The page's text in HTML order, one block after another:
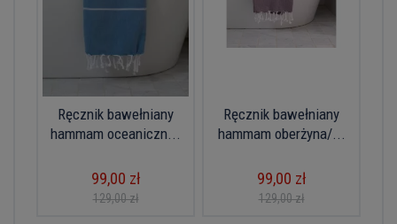
Ręcznik bawełniany
hammam oceaniczn...
99,00 zł
129,00 zł
Ręcznik bawełniany
hammam oberżyna/...
99,00 zł
129,00 zł